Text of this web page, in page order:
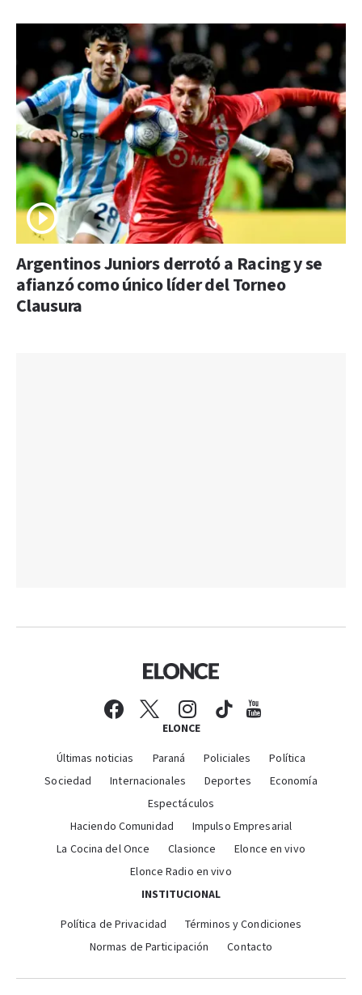
Argentinos Juniors derrotó a Racing y se
afianzó como único líder del Torneo
Clausura
ELONCE
Últimas noticias Paraná Policiales
Política
Sociedad
Internacionales Deportes
Economía
Espectáculos
Haciendo Comunidad
Impulso Empresarial
La Cocina del Once
Clasionce
Elonce en vivo
Elonce Radio en vivo
INSTITUCIONAL
Política de Privacidad
Términos y Condiciones
Normas de Participación
Contacto